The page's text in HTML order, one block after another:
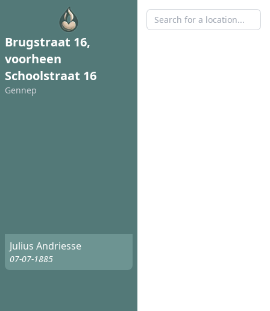
Brugstraat 16,
voorheen
Schoolstraat 16
Gennep
Julius Andriesse
07-07-1885